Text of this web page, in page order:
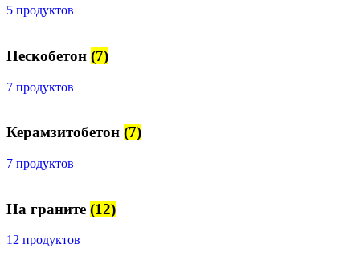
5 продуктов
Пескобетон (7)
7 продуктов
Керамзитобетон (7)
7 продуктов
На граните (12)
12 продуктов